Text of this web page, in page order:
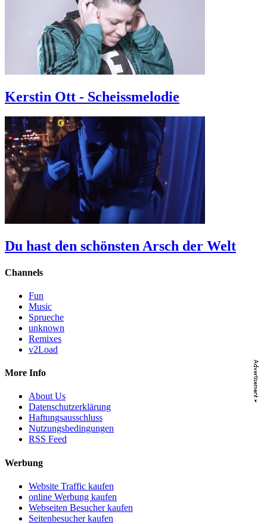
Kerstin Ott - Scheissmelodie
Du hast den schönsten Arsch der Welt
Channels
Fun
Music
Sprueche
unknown
Remixes
v2Load
More Info
About Us
Datenschutzerklärung
Haftungsausschluss
Nutzungsbedingungen
RSS Feed
Werbung
Website Traffic kaufen
online Werbung kaufen
Webseiten Besucher kaufen
Seitenbesucher kaufen